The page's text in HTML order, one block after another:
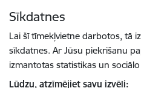
Sīkdatnes
Lai šī tīmekļvietne darbotos, tā
sīkdatnes. Ar Jūsu piekrišanu
izmantotas statistikas un
Lūdzu, atzīmējiet savu izvēli: